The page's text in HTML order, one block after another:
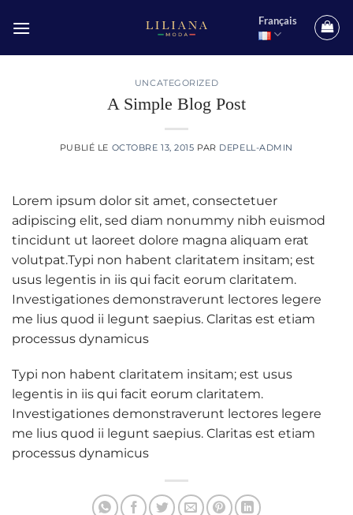
au
Français
UNCATEGORIZED
A Simple Blog Post
PUBLIÉ LE OCTOBRE 13, 2015 PAR DEPELL-ADMIN
Lorem ipsum dolor sit amet, consectetuer
adipiscing elit, sed diam nonummy nibh euismod
tincidunt ut laoreet dolore magna aliquam erat
volutpat.Typi non habent claritatem insitam; est
usus legentis in iis qui facit eorum claritatem.
Investigationes demonstraverunt lectores legere
me lius quod ii legunt saepius. Claritas est etiam
processus dynamicus
Typi non habent claritatem insitam; est usus
legentis in iis qui facit eorum claritatem.
Investigationes demonstraverunt lectores legere
me lius quod ii legunt saepius. Claritas est etiam
processus dynamicus